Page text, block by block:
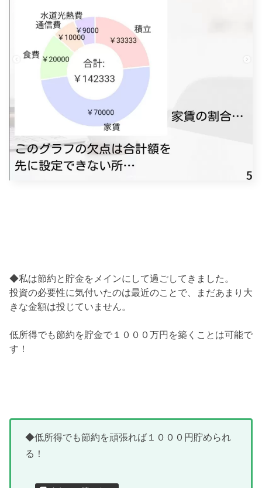
◆私は節約と貯金をメインにして過ごしてきました。
投資の必要性に気付いたのは最近のことで、まだあまり大
きな金額は投じていません。
低所得でも節約を貯金で１０００万円を築くことは可能で
す！
◆低所得でも節約を頑張れば１０００円貯められ
る！